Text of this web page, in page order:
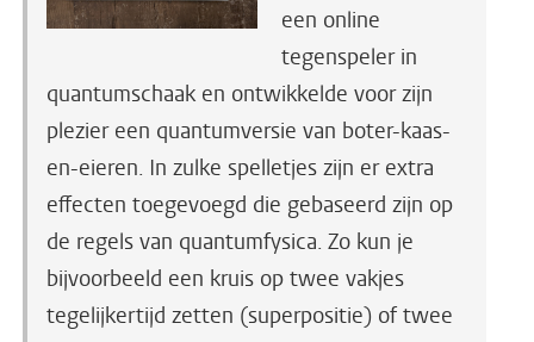
een online
tegenspeler in
quantumschaak en ontwikkelde voor zijn
plezier een quantumversie van boter-kaas-
en-eieren. In zulke spelletjes zijn er extra
effecten toegevoegd die gebaseerd zijn op
de regels van quantumfysica. Zo kun je
bijvoorbeeld een kruis op twee vakjes
tegelijkertijd zetten (superpositie) of twee